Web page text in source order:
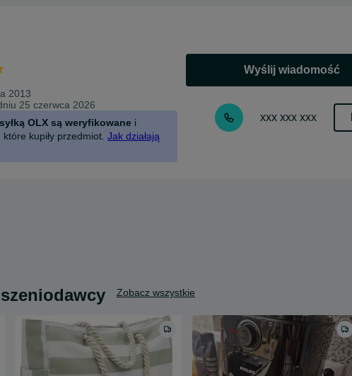
2013
25 czerwca 2026
OLX są weryfikowane i
kupiły przedmiot. Jak działają
Wyślij wiadomość
xxx xxx xxx
Zobacz wszystkie